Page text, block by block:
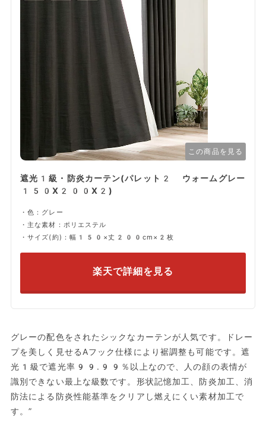
この商品を見る
遮光1級・防炎カーテン(パレット2 ウォームグレー
150X200X2)
・色：グレー
・主な素材：ポリエステル
・サイズ(約)：幅150×丈200cm×2枚
楽天で詳細を見る
グレーの配色をされたシックなカーテンが人気です。ドレー
プを美しく見せるAフック仕様により裾調整も可能です。遮
光1級で遮光率99.99％以上なので、人の顔の表情が
識別できない最上な級数です。形状記憶加工、防炎加工、消
防法による防炎性能基準をクリアし燃えにくい素材加工で
す。”